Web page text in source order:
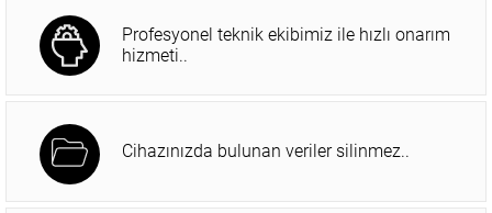
Profesyonel teknik ekibimiz ile hızlı onarım
hizmeti..
Cihazınızda bulunan veriler silinmez..